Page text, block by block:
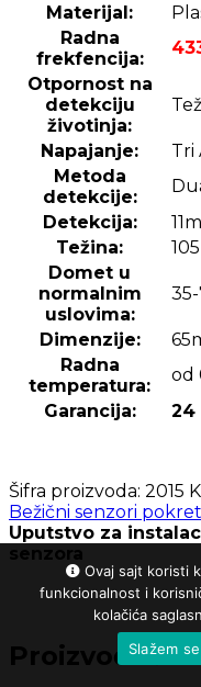
Materijal:
Radna
frekfencija:
Otpornost na
detekciju
životinja:
Napajanje:
Tri
Metoda
detekcije:
Detekcija:
Težina:
Domet u
normalnim
uslovima:
Dimenzije:
Radna
temperatura:
od
Garancija:
24
Šifra proizvoda: 2015
Bežični senzori
Uputstvo za
senzora
Proizvođač
Ovaj sajt koristi
funkcionalnost i
kolačića
Slažem se